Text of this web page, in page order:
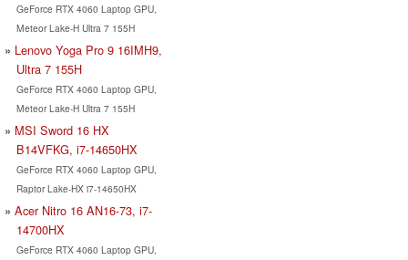
GeForce RTX 4060 Laptop GPU,
Meteor Lake-H Ultra 7 155H
Lenovo Yoga Pro 9 16IMH9,
Ultra 7 155H
GeForce RTX 4060 Laptop GPU,
Meteor Lake-H Ultra 7 155H
MSI Sword 16 HX
B14VFKG, i7-14650HX
GeForce RTX 4060 Laptop GPU,
Raptor Lake-HX i7-14650HX
Acer Nitro 16 AN16-73, i7-
14700HX
GeForce RTX 4060 Laptop GPU,